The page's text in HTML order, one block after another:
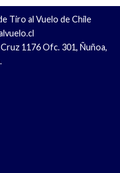
Tiro al Vuelo de Chile
1176 Ofc. 301, Ñuñoa,